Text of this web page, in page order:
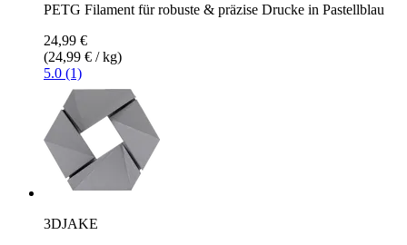
PETG Filament für robuste & präzise Drucke in Pastellblau
24,99 €
(24,99 € / kg)
5.0 (1)
3DJAKE